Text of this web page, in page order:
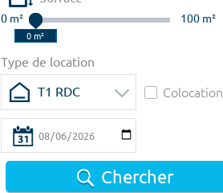
0 m² 100 m²
Type de location
T1 RDC
Colocation
Chercher